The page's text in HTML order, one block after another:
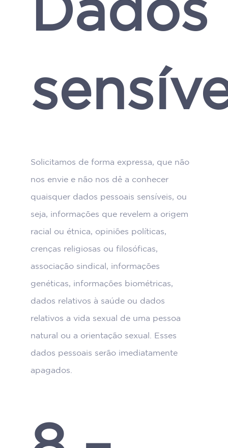
Solicitamos de forma expressa, que não
nos envie e não nos dê a conhecer
quaisquer dados pessoais sensíveis, ou
seja, informações que revelem a origem
racial ou étnica, opiniões políticas,
crenças religiosas ou filosóficas,
associação sindical, informações
genéticas, informações biométricas,
dados relativos à saúde ou dados
relativos a vida sexual de uma pessoa
natural ou a orientação sexual. Esses
dados pessoais serão imediatamente
apagados.